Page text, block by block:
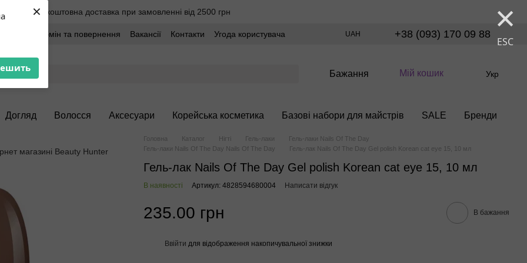
× ×
ESC
Безкоштовна доставка при замовленні від 2500 грн
Обмін та повернення Вакансії Контакти
Угода користувача
UAH +38 (093) 170 09 88
Бажання Мій кошик Укр
Догляд Волосся Аксесуари Корейська косметика Базові набори для майстрів SALE Бренди
Головна Каталог Нігті Гель-лаки
Гель-лаки Nails Of The Day
Гель-лаки Nails Of The Day Nails Of The Day
Гель-лак Nails Of The Day Gel polish Korean cat eye 15, 10 мл
Гель-лак Nails Of The Day Gel polish Korean cat eye 15, 10 мл
В наявності Артикул: 4828594680004 Написати відгук
235.00 грн В бажання
Ввійти для відображення накопичувальної знижки